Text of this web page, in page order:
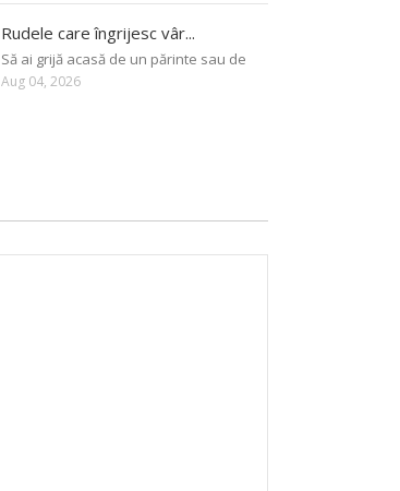
Rudele care îngrijesc vâr...
Să ai grijă acasă de un părinte sau de
Aug 04, 2026